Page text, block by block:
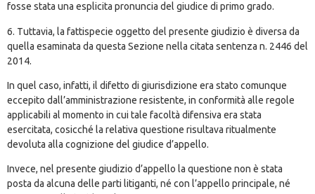
fosse stata una esplicita pronuncia del giudice di primo grado.
6. Tuttavia, la fattispecie oggetto del presente giudizio è diversa da
quella esaminata da questa Sezione nella citata sentenza n. 2446 del
2014.
In quel caso, infatti, il difetto di giurisdizione era stato comunque
eccepito dall’amministrazione resistente, in conformità alle regole
applicabili al momento in cui tale facoltà difensiva era stata
esercitata, cosicché la relativa questione risultava ritualmente
devoluta alla cognizione del giudice d’appello.
Invece, nel presente giudizio d’appello la questione non è stata
posta da alcuna delle parti litiganti, né con l’appello principale, né